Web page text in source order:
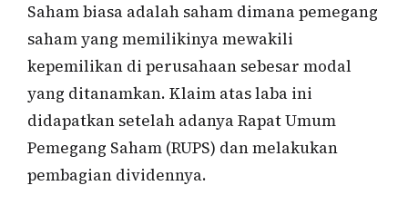
Saham biasa adalah saham dimana pemegang
saham yang memilikinya mewakili
kepemilikan di perusahaan sebesar modal
yang ditanamkan. Klaim atas laba ini
didapatkan setelah adanya Rapat Umum
Pemegang Saham (RUPS) dan melakukan
pembagian dividennya.